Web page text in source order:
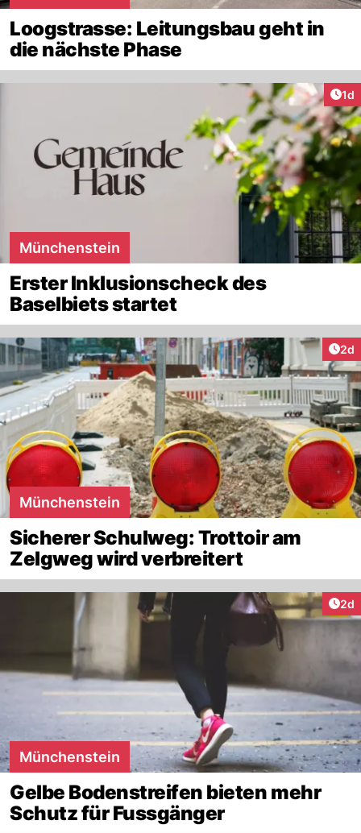
Loogstrasse: Leitungsbau geht in
die nächste Phase
1d
Münchenstein
Erster Inklusionscheck des
Baselbiets startet
2d
Münchenstein
Sicherer Schulweg: Trottoir am
Zelgweg wird verbreitert
2d
Münchenstein
Gelbe Bodenstreifen bieten mehr
Schutz für Fussgänger